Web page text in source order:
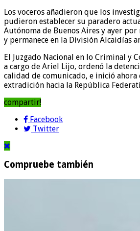
Los voceros añadieron que los
pudieron establecer su paradero
Autónoma de Buenos Aires y ayer
y permanece en la División Alcaidías
El Juzgado Nacional en lo Criminal y
a cargo de Ariel Lijo, ordenó la
calidad de comunicado, e inició ahora
extradición hacia la República
compartir!
Facebook
Twitter
Compruebe también